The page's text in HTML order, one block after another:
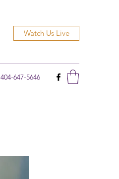
Watch Us Live
404-647-5646